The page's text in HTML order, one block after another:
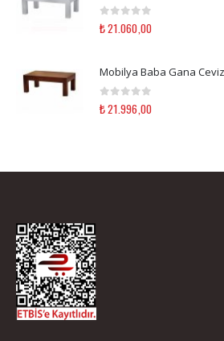
0 out of 5
₺21.060,00
Mobilya Baba Gana
0 out of 5
₺21.996,00